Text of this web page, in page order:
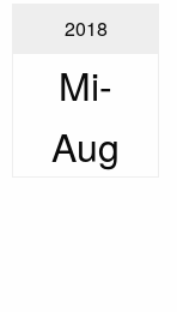
2018
Mi-
Aug